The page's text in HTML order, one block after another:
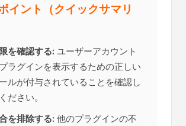
イント（クイックサマリ
を確認する: ユーザーアカウント
ラグインを表示するための正しい
ルが付与されていることを確認し
ださい。
を排除する: 他のプラグインの不